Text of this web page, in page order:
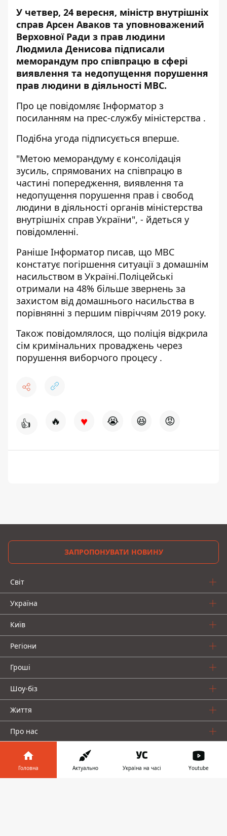
У четвер, 24 вересня, міністр внутрішніх
справ Арсен Аваков та уповноважений
Верховної Ради з прав людини
Людмила Денисова підписали
меморандум про співпрацю в сфері
виявлення та недопущення порушення
прав людини в діяльності МВС.
Про це повідомляє Інформатор з
посиланням на прес-службу міністерства .
Подібна угода підписується вперше.
"Метою меморандуму є консолідація
зусиль, спрямованих на співпрацю в
частині попередження, виявлення та
недопущення порушення прав і свобод
людини в діяльності органів міністерства
внутрішніх справ України", - йдеться у
повідомленні.
Раніше Інформатор писав, що МВС
констатує погіршення ситуації з домашнім
насильством в Україні.Поліцейські
отримали на 48% більше звернень за
захистом від домашнього насильства в
порівнянні з першим півріччям 2019 року.
Також повідомлялося, що поліція відкрила
сім кримінальних проваджень через
порушення виборчого процесу .
👍 🔥 ♥ 😭 😆 😡
ЗАПРОПОНУВАТИ НОВИНУ
Світ
Україна
Київ
Регіони
Гроші
Шоу-біз
Життя
Про нас
Головна Актуально Україна на часі Youtube